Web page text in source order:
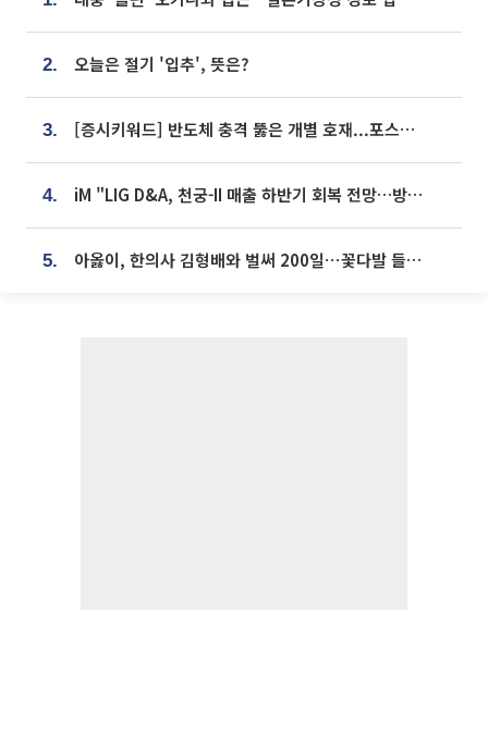
2. 오늘은 절기 '입추', 뜻은?
3. [증시키워드] 반도체 충격 뚫은 개별 호재...포스코퓨처엠·에코프로·한화솔루션 '눈길'
4. iM "LIG D&A, 천궁-II 매출 하반기 회복 전망…방산 톱픽 유지"
5. 아옳이, 한의사 김형배와 벌써 200일⋯꽃다발 들고 "프러포즈 아냐"